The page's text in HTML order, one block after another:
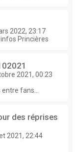
2022, 23:17
Princières
2021, 00:23
fans...
des réprises
2021, 22:44